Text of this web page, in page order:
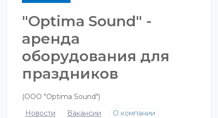
"Optima Sound" -
аренда
оборудования для
праздников
(ООО "Optima Sound")
Новости
Вакансии
О компании